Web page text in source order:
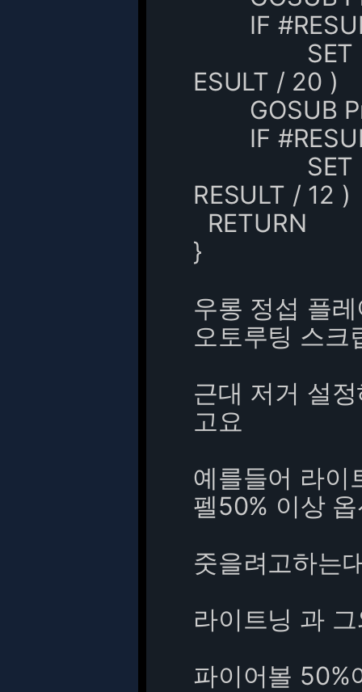
IF
SET
ESULT / 20 )
GOSUB
IF
SET
RESULT / 12 )
RETURN
}
우롱 정섭 플
오토루팅 스크
근대 저거 설
고요
예를들어 라이
펠50% 이상
줏을려고하는
라이트닝 과
파이어볼 50%